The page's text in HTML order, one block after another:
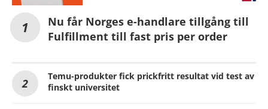
Nu får Norges e-handlare tillgång till
Fulfillment till fast pris per order
Temu-produkter fick prickfritt resultat vid test av
finskt universitet